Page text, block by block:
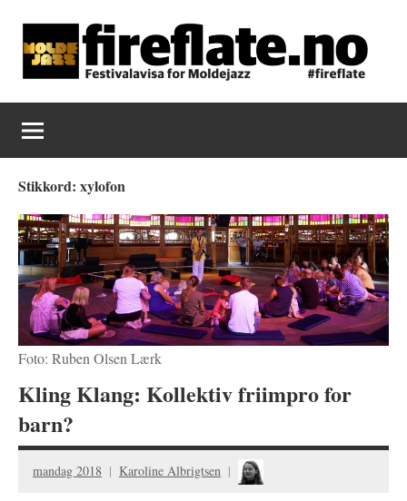
content
Fireflate
Stikkord: xylofon
Foto: Ruben Olsen Lærk
Kling Klang: Kollektiv friimpro for
barn?
mandag 2018 Karoline Albrigtsen